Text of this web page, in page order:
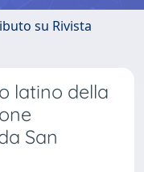
su Rivista
latino della
San